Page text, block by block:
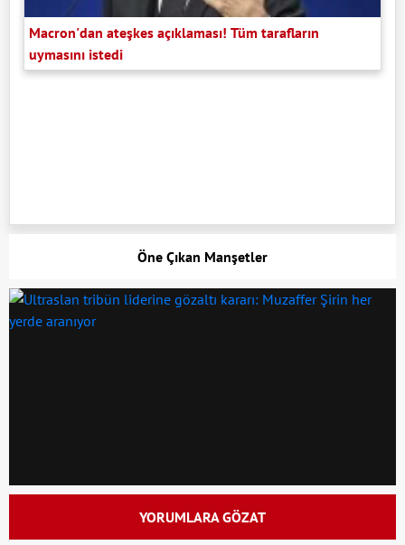
Macron'dan ateşkes açıklaması! Tüm tarafların
uymasını istedi
Öne Çıkan Manşetler
YORUMLARA GÖZAT